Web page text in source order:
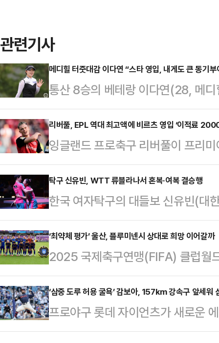
관련기사
메디힐 터줏대감 이다연 “스타 영입, 내게도 큰 동기부
통산 8승의 베테랑 이다연(28, 메
으며 공동 선두로 1라운드를 마쳤
헤븐CC에서 열린 2025 한국여자
즈’ 1라운드서 6언더파 66타를 적
전날 폭우와 강풍으로 인해 1라운
기를 온전히 마치지 못한 채 숙소로
컨디션은 변함이 없었다. 6번홀부
선두로 뛰어오르…
리버풀, EPL 역대 최고액에 비르츠 영입 ‘이적료
잉글랜드 프로축구 리버풀이 프리
독일 축구의 신청 플로리안 비르
간) 구단 홈페이지를 통해 "바이어
표했다.구단 측은 구체적인 조건에
언론들은 계약 기간 5년, 이적료
를 것이라고 전했다.비르츠의 이
페르난데스의 1억 2100억 유로를
리버풀 또한…
탁구 신유빈, WTT 류블라나서 혼복·여복 결승행
한국 여자탁구의 대들보 신유빈(
컨텐더 류블랴나 2025에서 혼합복
빈은 21일(이하 한국시간) 슬로베
준결승서 임종훈(한국거래소)과 짝
희(이상 삼성생명)를 세트스코어
수의 결승 상대는 브라질의 우고
최효주와 호흡을 맞춘 여자복식 4
라조를 맞아 3-1…
‘최약체 평가’ 울산, 플루미넨시 상대로 희망 이어갈까
2025 국제축구연맹(FIFA) 클럽월
기에 놓인 울산 HD가 F조 최강으
대로 16강 진출의 희망을 이어갈
울산은 오는 22일 오전 7시(이하
움에서 플루미넨시와 대회 조별리
‘삼중 도루 허용 굴욕’ 감보아, 157km 강속구 앞세워
프로야구 롯데 자이언츠가 새로운
를 앞세워 삼성 라이온즈를 격파했